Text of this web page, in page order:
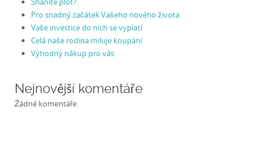
Pro snadný začátek Vašeho nového života
Vaše investice do nich se vyplatí
Celá naše rodina miluje koupání
Výhodný nákup pro vás
Nejnovější komentáře
Žádné komentáře.